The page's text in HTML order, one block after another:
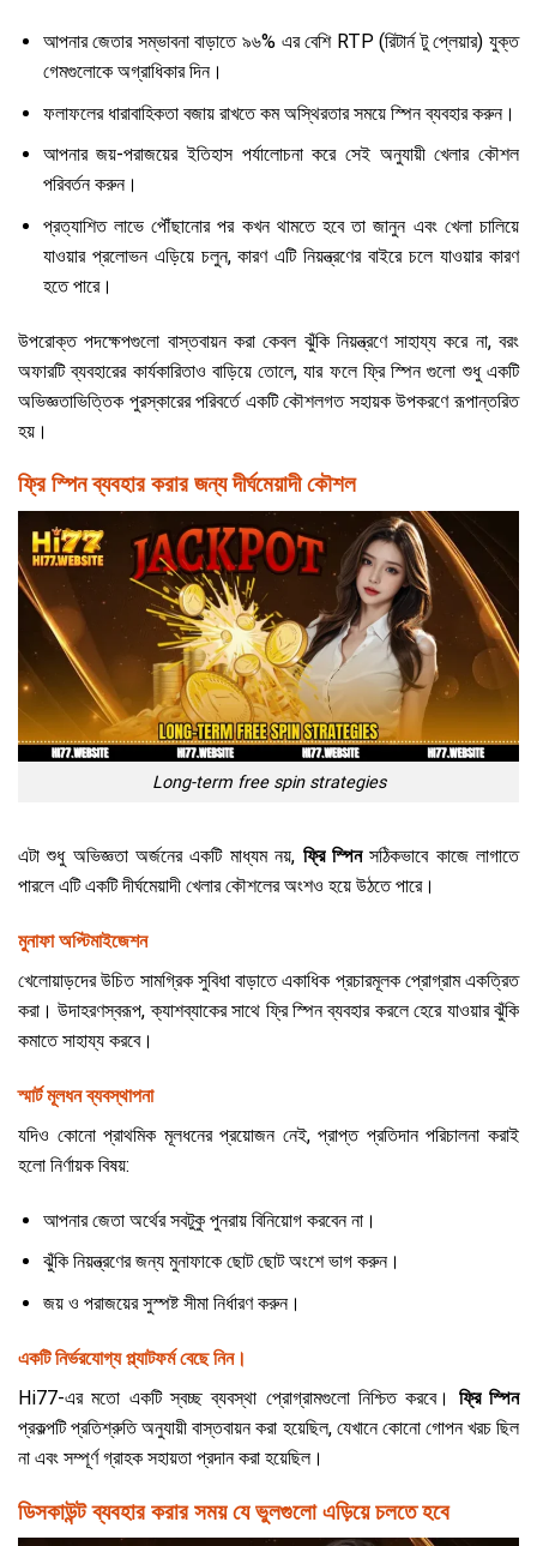
আপনার জেতার সম্ভাবনা বাড়াতে ৯৬% এর বেশি RTP (রিটার্ন টু প্লেয়ার) যুক্ত
গেমগুলোকে অগ্রাধিকার দিন।
ফলাফলের ধারাবাহিকতা বজায় রাখতে কম অস্থিরতার সময়ে স্পিন ব্যবহার করুন।
আপনার জয়-পরাজয়ের ইতিহাস পর্যালোচনা করে সেই অনুযায়ী খেলার কৌশল
পরিবর্তন করুন।
প্রত্যাশিত লাভে পৌঁছানোর পর কখন থামতে হবে তা জানুন এবং খেলা চালিয়ে
যাওয়ার প্রলোভন এড়িয়ে চলুন, কারণ এটি নিয়ন্ত্রণের বাইরে চলে যাওয়ার কারণ
হতে পারে।
উপরোক্ত পদক্ষেপগুলো বাস্তবায়ন করা কেবল ঝুঁকি নিয়ন্ত্রণে সাহায্য করে না, বরং
অফারটি ব্যবহারের কার্যকারিতাও বাড়িয়ে তোলে, যার ফলে ফ্রি স্পিন গুলো শুধু একটি
অভিজ্ঞতাভিত্তিক পুরস্কারের পরিবর্তে একটি কৌশলগত সহায়ক উপকরণে রূপান্তরিত
হয়।
ফ্রি স্পিন ব্যবহার করার জন্য দীর্ঘমেয়াদী কৌশল
Long-term free spin strategies
এটা শুধু অভিজ্ঞতা অর্জনের একটি মাধ্যম নয়, ফ্রি স্পিনসঠিকভাবে কাজে লাগাতে
পারলে এটি একটি দীর্ঘমেয়াদী খেলার কৌশলের অংশও হয়ে উঠতে পারে।
মুনাফা অপ্টিমাইজেশন
খেলোয়াড়দের উচিত সামগ্রিক সুবিধা বাড়াতে একাধিক প্রচারমূলক প্রোগ্রাম একত্রিত
করা। উদাহরণস্বরূপ, ক্যাশব্যাকের সাথে ফ্রি স্পিন ব্যবহার করলে হেরে যাওয়ার ঝুঁকি
কমাতে সাহায্য করবে।
স্মার্ট মূলধন ব্যবস্থাপনা
যদিও কোনো প্রাথমিক মূলধনের প্রয়োজন নেই, প্রাপ্ত প্রতিদান পরিচালনা করাই
হলো নির্ণায়ক বিষয়:
আপনার জেতা অর্থের সবটুকু পুনরায় বিনিয়োগ করবেন না।
ঝুঁকি নিয়ন্ত্রণের জন্য মুনাফাকে ছোট ছোট অংশে ভাগ করুন।
জয় ও পরাজয়ের সুস্পষ্ট সীমা নির্ধারণ করুন।
একটি নির্ভরযোগ্য প্ল্যাটফর্ম বেছে নিন।
Hi77-এর মতো একটি স্বচ্ছ ব্যবস্থা প্রোগ্রামগুলো নিশ্চিত করবে।
ফ্রি স্পিন
প্রকল্পটি প্রতিশ্রুতি অনুযায়ী বাস্তবায়ন করা হয়েছিল, যেখানে কোনো গোপন খরচ ছিল
না এবং সম্পূর্ণ গ্রাহক সহায়তা প্রদান করা হয়েছিল।
ডিসকাউন্ট ব্যবহার করার সময় যে ভুলগুলো এড়িয়ে চলতে হবে